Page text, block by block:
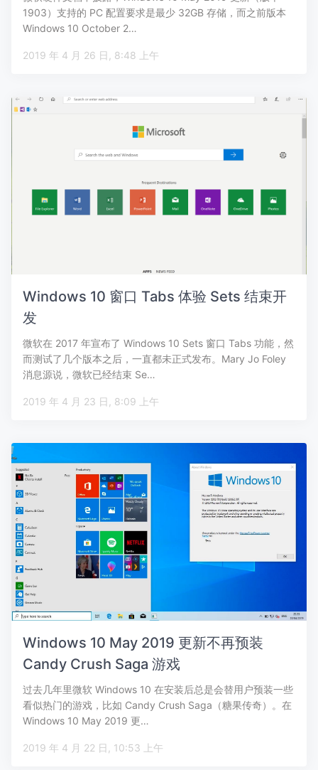
1903）支持的 PC 配置要求是最少 32GB 存储，而之前版本
Windows 10 October 2…
2019 年 4 月 26 日, 8:48 上午
Windows 10 窗口 Tabs 体验 Sets 结束开
发
微软在 2017 年宣布了 Windows 10 Sets 窗口 Tabs 功能，然
而测试了几个版本之后，一直都未正式发布。Mary Jo Foley
消息源说，微软已经结束 Se…
2019 年 4 月 23 日, 8:09 上午
Windows 10 May 2019 更新不再预装
Candy Crush Saga 游戏
过去几年里微软 Windows 10 在安装后总是会替用户预装一些
看似热门的游戏，比如 Candy Crush Saga（糖果传奇）。在
Windows 10 May 2019 更…
2019 年 4 月 22 日, 10:53 上午